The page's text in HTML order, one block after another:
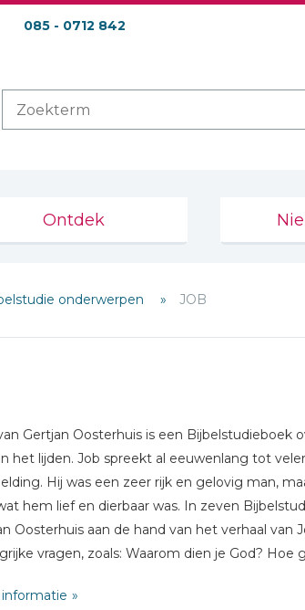
085 - 0712 842
Ontdek
onderwerpen JOB
Gertjan Oosterhuis is een Bijbelstudieboek
het lijden. Job spreekt al eeuwenlang tot veler
Hij was een zeer rijk en gelovig man,
hem lief en dierbaar was. In zeven
Oosterhuis aan de hand van het verhaal van
vragen, zoals: Waarom dien je God? Hoe
met verwerkingsvragen, voor de lezer zelf of